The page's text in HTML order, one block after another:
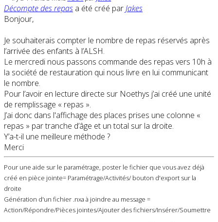
Décompte des repas a été créé parJakes
Bonjour,
Je souhaiterais compter le nombre de repas réservés après
l’arrivée des enfants à l’ALSH.
Le mercredi nous passons commande des repas vers 10h à
la société de restauration qui nous livre en lui communicant
le nombre.
Pour l’avoir en lecture directe sur Noethys j’ai créé une unité
de remplissage « repas ».
J’ai donc dans l'affichage des places prises une colonne «
repas » par tranche d’âge et un total sur la droite.
Y’a-t-il une meilleure méthode ?
Merci
Pour une aide sur le paramétrage, poster le fichier que vous avez déjà
créé en pièce jointe= Paramétrage/Activités/ bouton d'export sur la
droite
Génération d'un fichier .nxa à joindre au message =
Action/Répondre/Pièces jointes/Ajouter des fichiers/Insérer/Soumettre